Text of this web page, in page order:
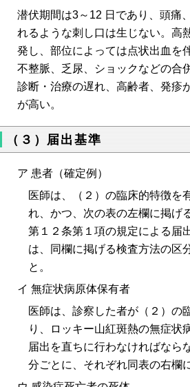
潜伏期間は3～12 日であり、頭痛
れるような刺し口は生じない。高
発し、部位によっては点状出血を
不整脈、乏尿、ショックなどの合
診断・治療の遅れ、高齢者、発疹
が高い。
（３）届出基準
ア 患者（確定例）
医師は、（２）の臨床的特徴を
れ、かつ、次の表の左欄に掲げ
第１２条第１項の規定による届
は、同欄に掲げる検査方法の区
と。
イ 無症状病原体保有者
医師は、診察した者が（２）の
り、ロッキー山紅斑熱の無症状
届出を直ちに行わなければなら
分ごとに、それぞれ同表の右欄